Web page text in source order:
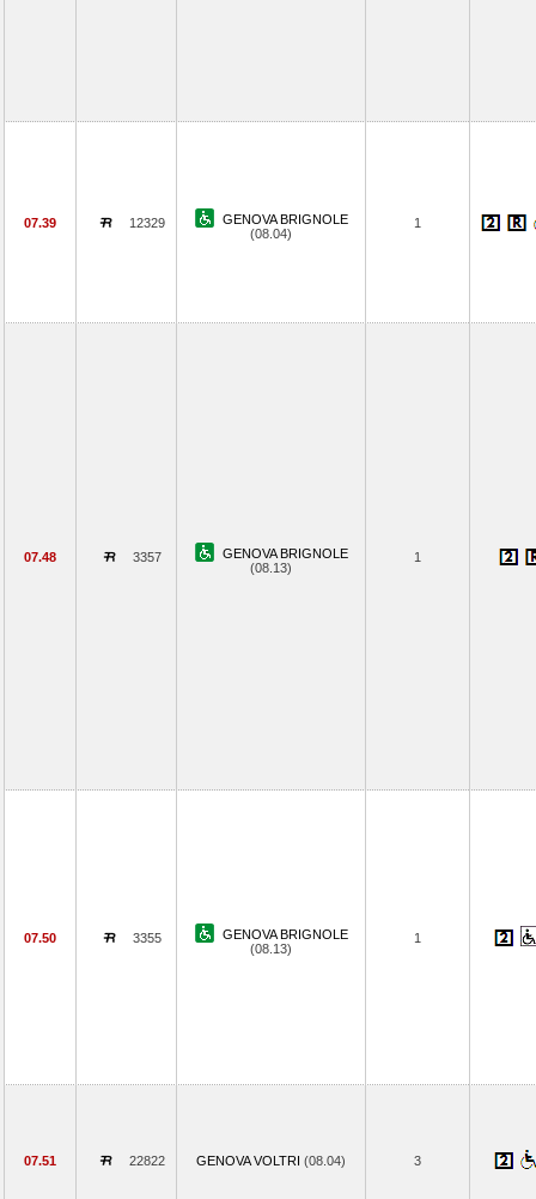
07.39 12329
GENOVA BRIGNOLE
(08.04)
1
07.48 3357
GENOVA BRIGNOLE
(08.13)
1
07.50 3355
GENOVA BRIGNOLE
(08.13)
1
07.51 22822 GENOVA VOLTRI (08.04) 3